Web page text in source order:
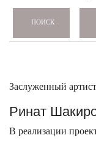
ПОИСК
Заслуженный
Ринат
В реализации